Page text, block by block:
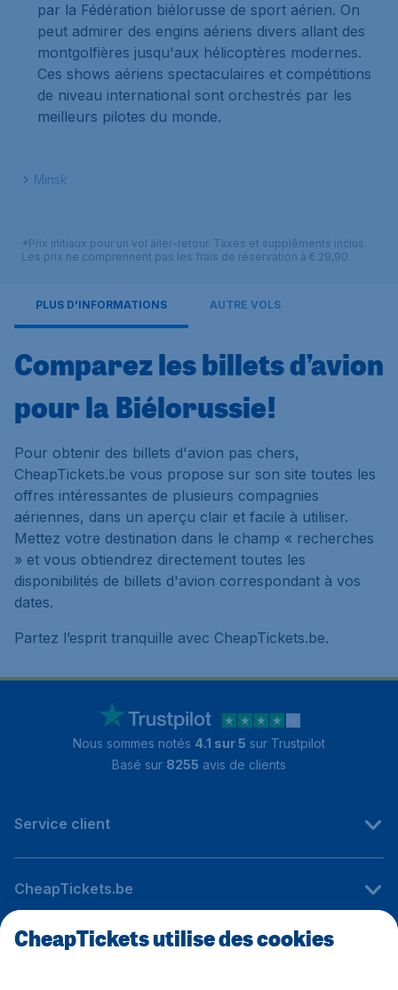
par la Fédération biélorusse de sport aérien. On
peut admirer des engins aériens divers allant des
montgolfières jusqu'aux hélicoptères modernes.
Ces shows aériens spectaculaires et compétitions
de niveau international sont orchestrés par les
meilleurs pilotes du monde.
Minsk
*Prix initiaux pour un vol aller-retour. Taxes et suppléments inclus.
Les prix ne comprennent pas les frais de réservation à € 29,90.
PLUS D'INFORMATIONS AUTRE VOLS
Comparez les billets d’avion
pour la Biélorussie!
Pour obtenir des billets d'avion pas chers,
CheapTickets.be vous propose sur son site toutes les
offres intéressantes de plusieurs compagnies
aériennes, dans un aperçu clair et facile à utiliser.
Mettez votre destination dans le champ « recherches
» et vous obtiendrez directement toutes les
disponibilités de billets d'avion correspondant à vos
dates.
Partez l’esprit tranquille avec CheapTickets.be.
Nous sommes notés 4.1 sur 5 sur Trustpilot
Basé sur 8255 avis de clients
Service client
CheapTickets.be
Sites internationaux
CheapTickets utilise des cookies